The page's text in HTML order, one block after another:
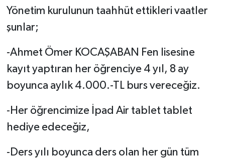
Yönetim kurulunun taahhüt ettikleri vaatler
şunlar;
-Ahmet Ömer KOCAŞABAN Fen lisesine
kayıt yaptıran her öğrenciye 4 yıl, 8 ay
boyunca aylık 4.000.-TL burs vereceğiz.
-Her öğrencimize İpad Air tablet tablet
hediye edeceğiz,
-Ders yılı boyunca ders olan her gün tüm